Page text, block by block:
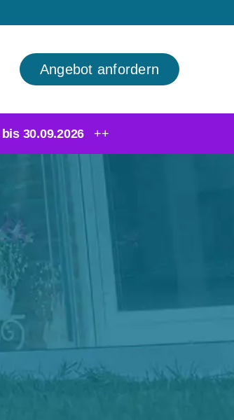
Angebot anfordern
30.09.2026++